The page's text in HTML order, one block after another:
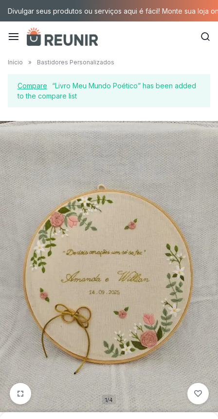
conteúdo
Divulgar seus produtos ou serviços aqui é fácil! Monte sua loja
tecnologia
oportunizando
trabalho
decente
para
quem
mais
precisa!
Início » Bastidores Personalizados
Compare
“Livro Meu Mundo Poético” has been added
to the compare list
1/4